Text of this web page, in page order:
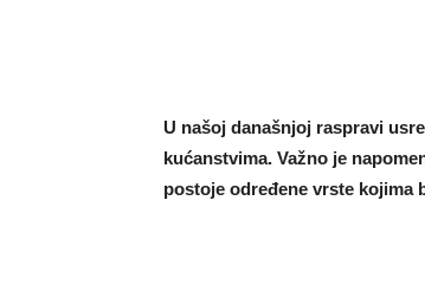
U našoj današnjoj raspravi
kućanstvima. Važno je
postoje određene vrste kojima